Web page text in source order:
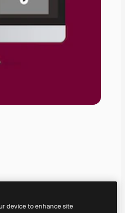
device to enhance site